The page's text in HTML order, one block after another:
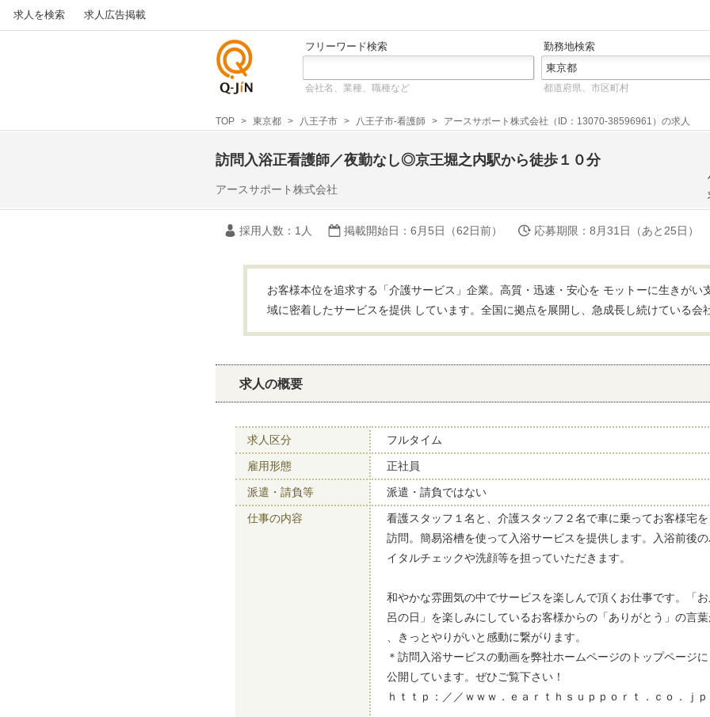
求人を検索 求人広告掲載
しの求
人サイ
フリーワード検索 勤務地検索
会社名、業種、職種など 都道府県、市区町村
TOP 東京都 八王子市 八王子市-看護師 アースサポート株式会社（ID：13070-38596961）の求人
訪問入浴正看護師／夜勤なし◎京王堀之内駅から徒歩１０分
アースサポート株式会社
採用人数 ：1人 掲載開始日 ：6月5日（62日前） 応募期限 ：8月31日（あと25日）
お客様本位を追求する「介護サービス」企業。高質・迅速・安心を モットーに生きがい
域に密着したサービスを提供 しています。全国に拠点を展開し、急成長し続けている会
求人の概要
求人区分 フルタイム
雇用形態 正社員
派遣・請負等 派遣・請負ではない
仕事の内容
看護スタッフ１名と、介護スタッフ２名で車に乗ってお客様
訪問。簡易浴槽を使って入浴サービスを提供します。入浴前後
イタルチェックや洗顔等を担っていただきます。
和やかな雰囲気の中でサービスを楽しんで頂くお仕事です。「
呂の日」を楽しみにしているお客様からの「ありがとう」の言
、きっとやりがいと感動に繋がります。
＊訪問入浴サービスの動画を弊社ホームページのトップペー
公開しています。ぜひご覧下さい！
ｈｔｔｐ：／／ｗｗｗ．ｅａｒｔｈｓｕｐｐｏｒｔ．ｃｏ．ｊｐ